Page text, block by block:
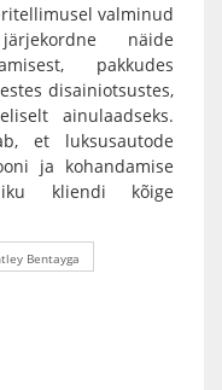
valminud
näide
pakkudes
disainiotsustes,
ainulaadseks.
et luksusautode
ja kohandamise
kliendi kõige
Bentayga